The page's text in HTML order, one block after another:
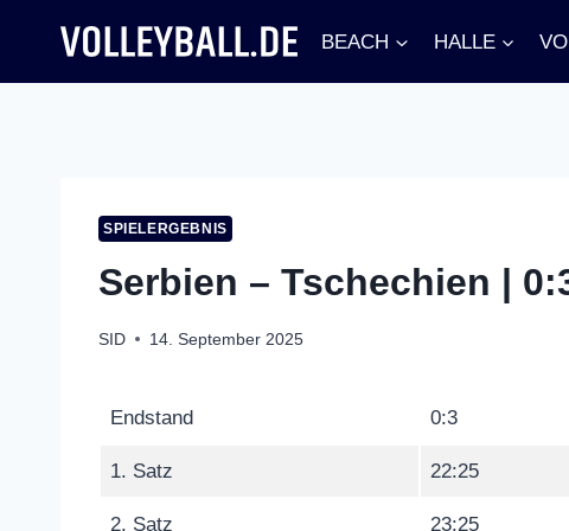
springen
BEACH HALLE
SPIELERGEBNIS
Serbien – Tschechien |
SID 14. September 2025
Endstand 0:3
1. Satz 22:25
2. Satz 23:25